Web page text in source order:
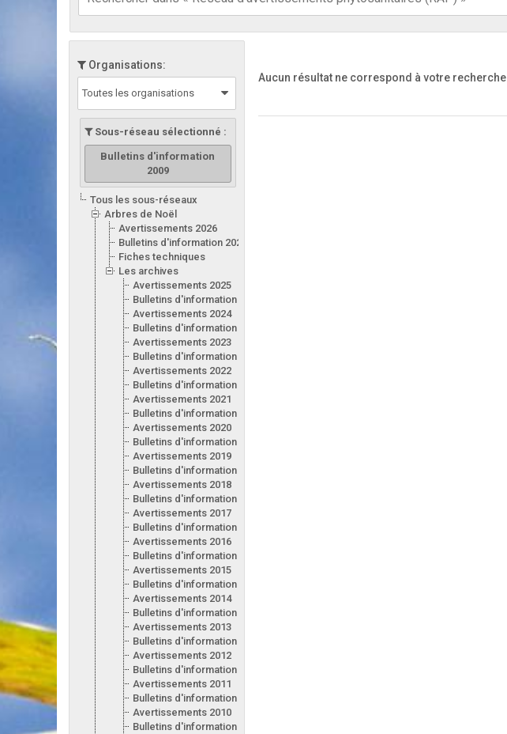
Organisations:
Toutes les organisations
Sous-réseau sélectionné :
Bulletins d'information
2009
Tous les sous-réseaux
Arbres de Noël
Avertissements 2026
Bulletins d'information 2026
Fiches techniques
Les archives
Avertissements 2025
Bulletins d'information 2025
Avertissements 2024
Bulletins d'information 2024
Avertissements 2023
Bulletins d'information 2023
Avertissements 2022
Bulletins d'information 2022
Avertissements 2021
Bulletins d'information 2021
Avertissements 2020
Bulletins d'information 2020
Avertissements 2019
Bulletins d'information 2019
Avertissements 2018
Bulletins d'information 2018
Avertissements 2017
Bulletins d'information 2017
Avertissements 2016
Bulletins d'information 2016
Avertissements 2015
Bulletins d'information 2015
Avertissements 2014
Bulletins d'information 2014
Avertissements 2013
Bulletins d'information 2013
Avertissements 2012
Bulletins d'information 2012
Avertissements 2011
Bulletins d'information 2011
Avertissements 2010
Bulletins d'information 2010
Aucun résultat ne correspond à votre recherche